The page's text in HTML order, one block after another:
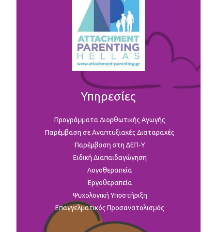
Υπηρεσίες
Προγράμματα Διορθωτικής Αγωγής
Παρέμβαση σε Αναπτυξιακές Διαταραχές
Παρέμβαση στη ΔΕΠ-Υ
Ειδική Διαπαιδαγώγηση
Λογοθεραπεία
Εργοθεραπεία
Ψυχολογική Υποστήριξη
Επαγγελματικός Προσανατολισμός